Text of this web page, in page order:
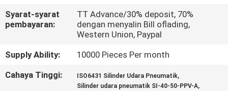
PERMINTAAN
PENAWARAN
Syarat-syarat
pembayaran:
TT Advance/30% deposit, 70%
dengan menyalin Bill oflading,
Western Union, Paypal
Supply Ability:
10000 Pieces Per month
Cahaya Tinggi:
ISO6431 Silinder Udara Pneumatik,
Silinder udara pneumatik SI-40-50-PPV-A,